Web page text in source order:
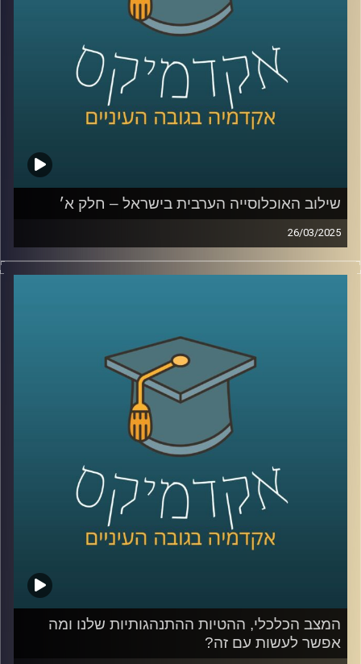
ולמה האוכלוסייה הערבית לא יודעת עברית?
שוב איתנו ד״ר מריאן תחאוכו, חוקרת בכירה במכון אהרן
למדיניות כלכלית בבית ספר טיומקין לכלכלה – אוניברסיטת
רייכמן, ועומדת בראש המרכז לחברה הערבית.
קרדיט תמונות:AudioVersity
שילוב האוכלוסייה הערבית בישראל – חלק א׳
26/03/2025
סוגיית התעסוקה של הציבור הערבי בישראל והפערים
המשמעותיים מול האוכלוסייה הכללית אשר העמיקו במהלך
בנוסף לפגיעה בצמיחה במשק ובתוצר, לשיעורי התעסוקה
והפריון הנמוכים בקרב העובדים הערבים יש השלכות על רוב
היבטי החיים בחברה הערבית
כדי לדון בסוגיות הללו הצטרפה אלינו היום ד״ר מריאן תחאוכו,
חוקרת בכירה במכון אהרן למדיניות כלכלית בבית ספר טיומקין
לכלכלה – אוניברסיטת רייכמן, ועומדת בראש המרכז לחברה
המצב הכלכלי, ההטיות ההתנהגותיות שלנו ומה
אפשר לעשות עם זה?